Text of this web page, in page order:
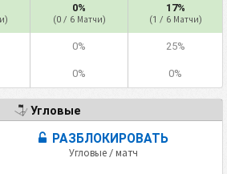
0%
(0 / 6 Матчи)
17%
(1 / 6 Матчи)
0% 25%
0% 0%
Угловые
РАЗБЛОКИРОВАТЬ
Угловые / матч